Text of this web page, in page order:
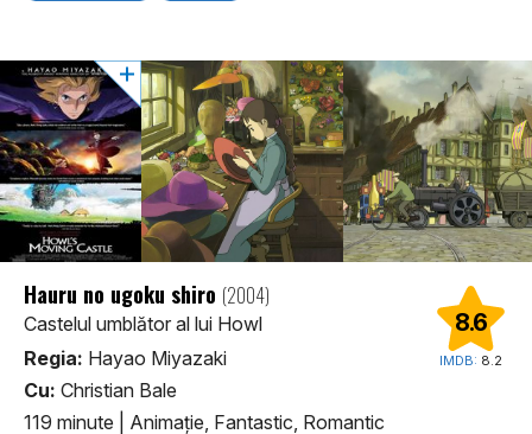
8.6
IMDB: 8.2
Hauru no ugoku shiro (2004)
Castelul umblător al lui Howl
Regia: Hayao Miyazaki
Cu: Christian Bale
119 minute
Animaţie, Fantastic, Romantic